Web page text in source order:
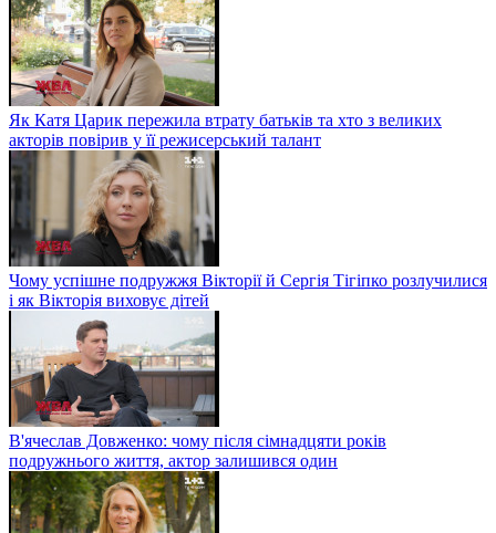
Як Катя Царик пережила втрату батьків та хто з великих
акторів повірив у її режисерський талант
Чому успішне подружжя Вікторії й Сергія Тігіпко розлучилися
і як Вікторія виховує дітей
В'ячеслав Довженко: чому після сімнадцяти років
подружнього життя, актор залишився один